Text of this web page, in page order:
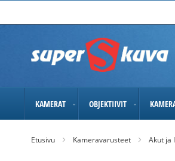
to
KAMERAT OBJEKTIIVIT
Etusivu Kameravarusteet Akut ja